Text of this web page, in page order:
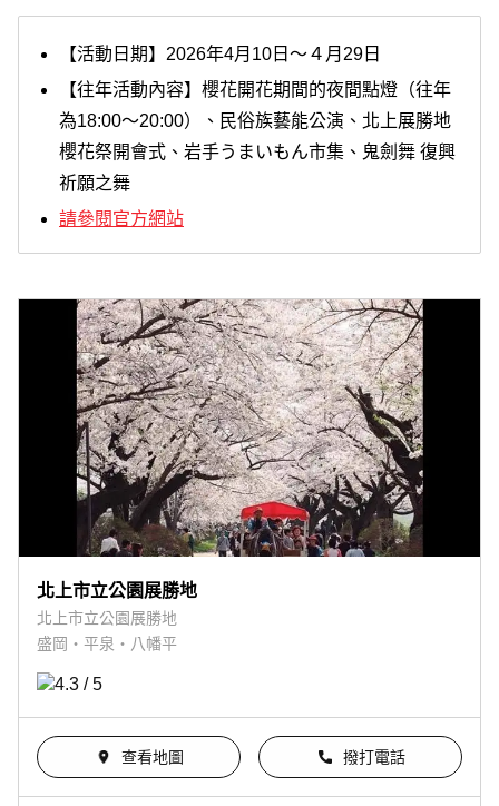
【活動日期】2026年4月10日～４月29日
【往年活動內容】櫻花開花期間的夜間點燈（往年
為18:00～20:00）、民俗族藝能公演、北上展勝地
櫻花祭開會式、岩手うまいもん市集、鬼劍舞 復興
祈願之舞
請參閱官方網站
北上市立公園展勝地
北上市立公園展勝地
盛岡・平泉・八幡平
查看地圖 撥打電話